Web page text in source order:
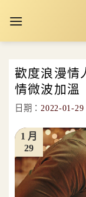
歡度浪漫情
情微波加溫
日期：2022-01-29
29
1 月